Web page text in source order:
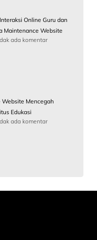
Online Guru dan
Maintenance Website
ada komentar
Website Mencegah
Edukasi
ada komentar